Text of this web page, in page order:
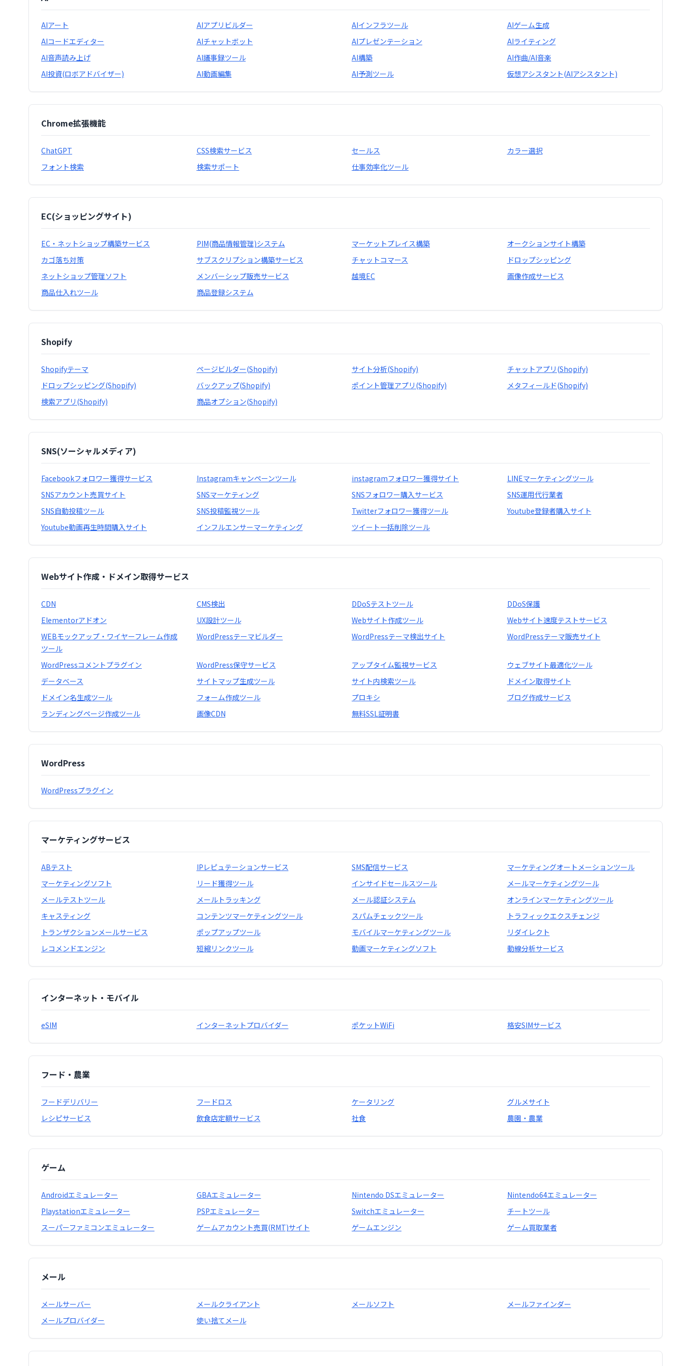
AIアート AIアプリビルダー AIインフラツール
AIゲーム生成
AIコードエディター
AIチャットボット AIプレゼンテーション
AIライティング
AI音声読み上げ
AI議事録ツール AI構築
AI作曲/AI音楽
AI投資(ロボアドバイザー)
AI動画編集 AI予測ツール 仮想アシスタント(AIアシスタント)
Chrome拡張機能
ChatGPT CSS検索サービス セールス
カラー選択
フォント検索
検索サポート 仕事効率化ツール
EC(ショッピングサイト)
EC・ネットショップ構築サービス PIM(商品情報管理)システム マーケットプレイス構築
オークションサイト構築
カゴ落ち対策
サブスクリプション構築サービス チャットコマース
ドロップシッピング
ネットショップ管理ソフト
メンバーシップ販売サービス 越境EC
画像作成サービス
商品仕入れツール
商品登録システム
Shopify
Shopifyテーマ ページビルダー(Shopify) サイト分析(Shopify)
チャットアプリ(Shopify)
ドロップシッピング(Shopify)
バックアップ(Shopify) ポイント管理アプリ(Shopify)
メタフィールド(Shopify)
検索アプリ(Shopify)
商品オプション(Shopify)
SNS(ソーシャルメディア)
Facebookフォロワー獲得サービス Instagramキャンペーンツール instagramフォロワー獲得サイト
LINEマーケティングツール
SNSアカウント売買サイト
SNSマーケティング SNSフォロワー購入サービス
SNS運用代行業者
SNS自動投稿ツール
SNS投稿監視ツール Twitterフォロワー獲得ツール
Youtube登録者購入サイト
Youtube動画再生時間購入サイト
インフルエンサーマーケティング ツイート一括削除ツール
Webサイト作成・ドメイン取得サービス
CDN CMS検出 DDoSテストツール
DDoS保護
Elementorアドオン
UX設計ツール Webサイト作成ツール
Webサイト速度テストサービス
WEBモックアップ・ワイヤーフレーム作成
ツール
WordPressテーマビルダー WordPressテーマ検出サイト WordPressテーマ販売サイト
WordPressコメントプラグイン WordPress保守サービス アップタイム監視サービス
ウェブサイト最適化ツール
データベース
サイトマップ生成ツール サイト内検索ツール
ドメイン取得サイト
ドメイン名生成ツール
フォーム作成ツール プロキシ
ブログ作成サービス
ランディングページ作成ツール
画像CDN 無料SSL証明書
WordPress
WordPressプラグイン
マーケティングサービス
ABテスト IPレピュテーションサービス SMS配信サービス
マーケティングオートメーションツール
マーケティングソフト
リード獲得ツール インサイドセールスツール
メールマーケティングツール
メールテストツール
メールトラッキング メール認証システム
オンラインマーケティングツール
キャスティング
コンテンツマーケティングツール スパムチェックツール
トラフィックエクスチェンジ
トランザクションメールサービス
ポップアップツール モバイルマーケティングツール
リダイレクト
レコメンドエンジン
短縮リンクツール 動画マーケティングソフト 動線分析サービス
インターネット・モバイル
eSIM インターネットプロバイダー ポケットWiFi 格安SIMサービス
フード・農業
フードデリバリー フードロス ケータリング
グルメサイト
レシピサービス
飲食店定額サービス 社食 農園・農業
ゲーム
Androidエミュレーター GBAエミュレーター Nintendo DSエミュレーター
Nintendo64エミュレーター
Playstationエミュレーター
PSPエミュレーター Switchエミュレーター
チートツール
スーパーファミコンエミュレーター
ゲームアカウント売買(RMT)サイト ゲームエンジン ゲーム買取業者
メール
メールサーバー メールクライアント メールソフト
メールファインダー
メールプロバイダー
使い捨てメール